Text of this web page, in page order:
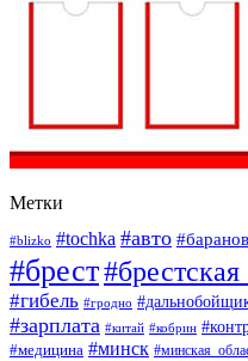
Метки
#blizko #tochka #авто
#брест
#гибель #гродно
#зарплата #китай #кобрин
#медицина #минск